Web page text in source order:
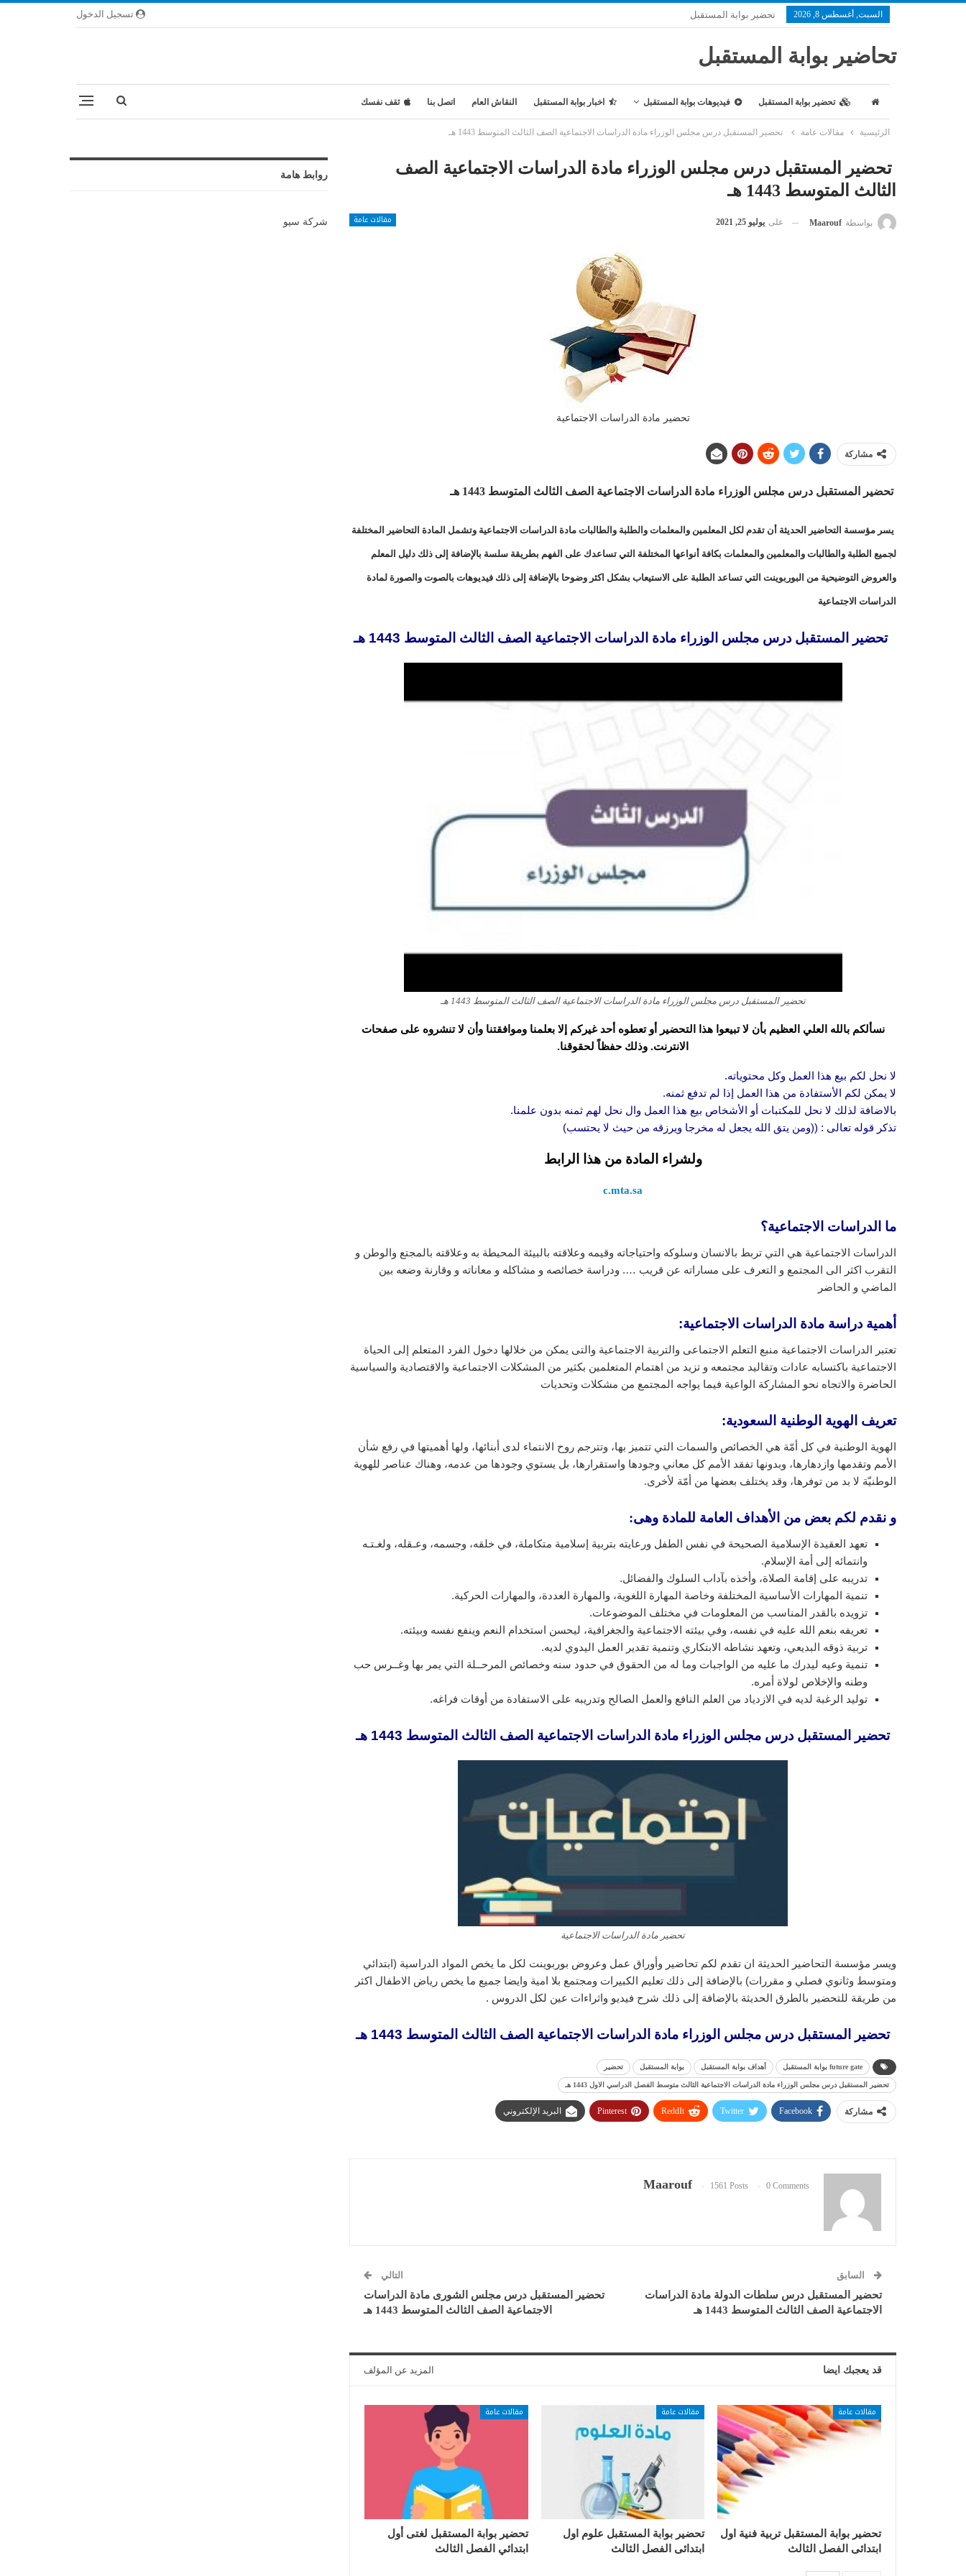
تسجيل الدخول السبت, أغسطس 8, 2026 تحضير بوابة المستقبل
تحاضير بوابة المستقبل
تحضير بوابة المستقبل فيديوهات بوابة المستقبل اخبار بوابة المستقبل النقاش العام اتصل بنا ثقف نفسك
الرئيسية مقالات عامة تحضير المستقبل درس مجلس الوزراء مادة الدراسات الاجتماعية الصف الثالث المتوسط 1443 هـ
تحضير المستقبل درس مجلس الوزراء مادة الدراسات الاجتماعية الصف
الثالث المتوسط 1443 هـ
مقالات عامة بواسطة Maarouf على يوليو 25, 2021
تحضير مادة الدراسات الاجتماعية
مشاركة
تحضير المستقبل درس مجلس الوزراء مادة الدراسات الاجتماعية الصف الثالث المتوسط 1443 هـ
يسر مؤسسة التحاضير الحديثة أن تقدم لكل المعلمين والمعلمات والطلبة والطالبات مادة الدراسات الاجتماعية وتشمل المادة التحاضير المختلفة
لجميع الطلبة والطالبات والمعلمين والمعلمات بكافة أنواعها المختلفة التي تساعدك على الفهم بطريقة سلسة بالإضافة إلى ذلك دليل المعلم
والعروض التوضيحية من البوربوينت التي تساعد الطلبة على الاستيعاب بشكل اكثر وضوحا بالإضافة إلى ذلك فيديوهات بالصوت والصورة لمادة
الدراسات الاجتماعية
تحضير المستقبل درس مجلس الوزراء مادة الدراسات الاجتماعية الصف الثالث المتوسط 1443 هـ
تحضير المستقبل درس مجلس الوزراء مادة الدراسات الاجتماعية الصف الثالث المتوسط 1443 هـ
نسألكم بالله العلي العظيم بأن لا تبيعوا هذا التحضير أو تعطوه أحد غيركم إلا بعلمنا وموافقتنا وأن لا تنشروه على صفحات
الانترنت. وذلك حفظاً لحقوقنا.
لا نحل لكم بيع هذا العمل وكل محتوياته.
لا يمكن لكم الأستفادة من هذا العمل إذا لم تدفع ثمنه.
بالاضافة لذلك لا نحل للمكتبات أو الأشخاص بيع هذا العمل وال نحل لهم ثمنه بدون علمنا.
تذكر قوله تعالى : ((ومن يتق الله يجعل له مخرجا ويرزقه من حيث لا يحتسب)
ولشراء المادة من هذا الرابط
c.mta.sa
ما الدراسات الاجتماعية؟
الدراسات الاجتماعية هي التي تربط بالانسان وسلوكه واحتياجاته وقيمه وعلاقته بالبيئة المحيطة به وعلاقته بالمجتع والوطن و
التقرب اكثر الى المجتمع و التعرف على مساراته عن قريب …. ودراسة خصائصه و مشاكله و معاناته و وقارنة وضعه بين
الماضي و الحاضر
أهمية دراسة مادة الدراسات الاجتماعية:
تعتبر الدراسات الاجتماعية منبع التعلم الاجتماعى والتربية الاجتماعية والتى يمكن من خلالها دخول الفرد المتعلم إلى الحياة
الاجتماعية باكتسابه عادات وتقاليد مجتمعه و تزيد من اهتمام المتعلمين بكثير من المشكلات الاجتماعية والاقتصادية والسياسية
الحاضرة والاتجاه نحو المشاركة الواعية فيما يواجه المجتمع من مشكلات وتحديات
تعريف الهوية الوطنية السعودية:
الهوية الوطنية في كل أمّة هي الخصائص والسمات التي تتميز بها، وتترجم روح الانتماء لدى أبنائها، ولها أهميتها في رفع شأن
الأمم وتقدمها وازدهارها، وبدونها تفقد الأمم كل معاني وجودها واستقرارها، بل يستوي وجودها من عدمه، وهناك عناصر للهوية
الوطنيّة لا بد من توفرها، وقد يختلف بعضها من أمّة لأخرى.
و نقدم لكم بعض من الأهداف العامة للمادة وهى:
تعهد العقيدة الإسلامية الصحيحة في نفس الطفل ورعايته بتربية إسلامية متكاملة، في خلقه، وجسمه، وعـقله، ولغـتـه
وانتمائه إلى أمة الإسلام.
تدريبه على إقامة الصلاة، وأخذه بآداب السلوك والفضائل.
تنمية المهارات الأساسية المختلفة وخاصة المهارة اللغوية، والمهارة العددة، والمهارات الحركية.
تزويده بالقدر المناسب من المعلومات في مختلف الموضوعات.
تعريفه بنعم الله عليه في نفسه، وفي بيئته الاجتماعية والجغرافية، ليحسن استخدام النعم وينفع نفسه وبيئته.
تربية ذوقه البديعي، وتعهد نشاطه الابتكاري وتنمية تقدير العمل اليدوي لديه.
تنمية وعيه ليدرك ما عليه من الواجبات وما له من الحقوق في حدود سنه وخصائص المرحــلة التي يمر بها وغــرس حب
وطنه والإخلاص لولاة أمره.
توليد الرغبة لديه في الازدياد من العلم النافع والعمل الصالح وتدريبه على الاستفادة من أوقات فراغه.
تحضير المستقبل درس مجلس الوزراء مادة الدراسات الاجتماعية الصف الثالث المتوسط 1443 هـ
تحضير مادة الدراسات الاجتماعية
ويسر مؤسسة التحاضير الحديثة ان تقدم لكم تحاضير وأوراق عمل وعروض بوربوينت لكل ما يخص المواد الدراسية (ابتدائي
ومتوسط وثانوي فصلي و مقررات) بالإضافة إلى ذلك تعليم الكبيرات ومجتمع بلا امية وايضا جميع ما يخص رياض الاطفال اكثر
من طريقة للتحضير بالطرق الحديثة بالإضافة إلى ذلك شرح فيديو واثراءات عين لكل الدروس .
تحضير المستقبل درس مجلس الوزراء مادة الدراسات الاجتماعية الصف الثالث المتوسط 1443 هـ
future gate بوابة المستقبل أهداف بوابة المستقبل بوابة المستقبل تحضير
تحضير المستقبل درس مجلس الوزراء مادة الدراسات الاجتماعية الثالث متوسط الفصل الدراسي الاول 1443 هـ
مشاركة Facebook
Twitter
ReddIt
Pinterest البريد الإلكتروني
Maarouf 1561 Posts 0 Comments
السابق
تحضير المستقبل درس سلطات الدولة مادة الدراسات
الاجتماعية الصف الثالث المتوسط 1443 هـ
التالي
تحضير المستقبل درس مجلس الشورى مادة الدراسات
الاجتماعية الصف الثالث المتوسط 1443 هـ
قد يعجبك ايضا المزيد عن المؤلف
مقالات عامة
تحضير بوابة المستقبل تربية فنية اول
ابتدائى الفصل الثالث
مقالات عامة
تحضير بوابة المستقبل علوم اول
ابتدائى الفصل الثالث
مقالات عامة
تحضير بوابة المستقبل لغتى أول
ابتدائي الفصل الثالث
روابط هامة
شركة سيو